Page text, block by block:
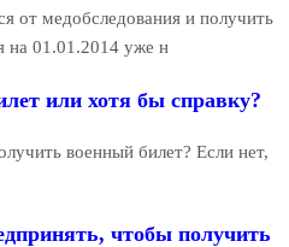
от медобследования и получить
на 01.01.2014 уже н
или хотя бы справку?
военный билет? Если нет,
чтобы получить